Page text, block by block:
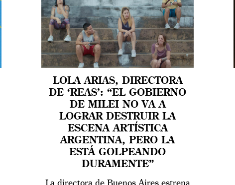
LOLA ARIAS, DIRECTORA
DE ‘REAS’: “EL GOBIERNO
DE MILEI NO VA A
LOGRAR DESTRUIR LA
ESCENA ARTÍSTICA
ARGENTINA, PERO LA
ESTÁ GOLPEANDO
DURAMENTE”